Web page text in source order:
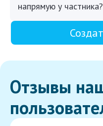
напрямую у частника?
Отзывы